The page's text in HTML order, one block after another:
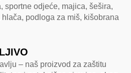
sportne odjeće, majica, šešira,
podloga za miš, kišobrana
– naš proizvod za zaštitu